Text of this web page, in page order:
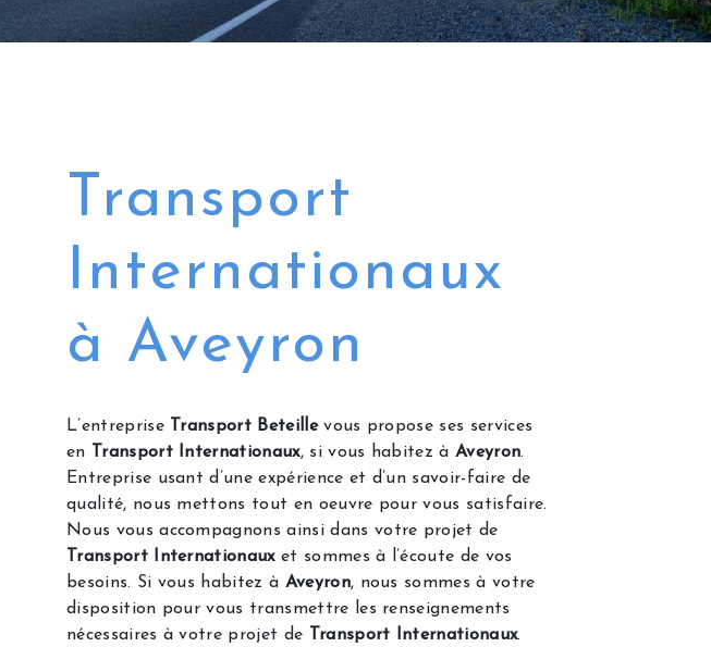
Transport
Internationaux
à Aveyron
L’entreprise Transport Beteillevous propose ses services
en
Transport Internationaux, si vous habitez àAveyron.
Entreprise usant d’une expérience et d’un savoir-faire de
qualité, nous mettons tout en oeuvre pour vous satisfaire.
Nous vous accompagnons ainsi dans votre projet de
Transport Internationauxet sommes à l’écoute de vos
besoins. Si vous habitez à Aveyron, nous sommes à votre
disposition pour vous transmettre les renseignements
nécessaires à votre projet de
Transport Internationaux.